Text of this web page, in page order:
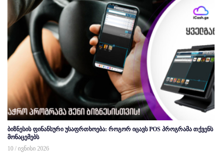
ბიზნესის ფინანსური უსაფრთხოება: როგორ იცავს POS პროგრამა თქვენს
მონაცემებს
10 / ივნისი 2026